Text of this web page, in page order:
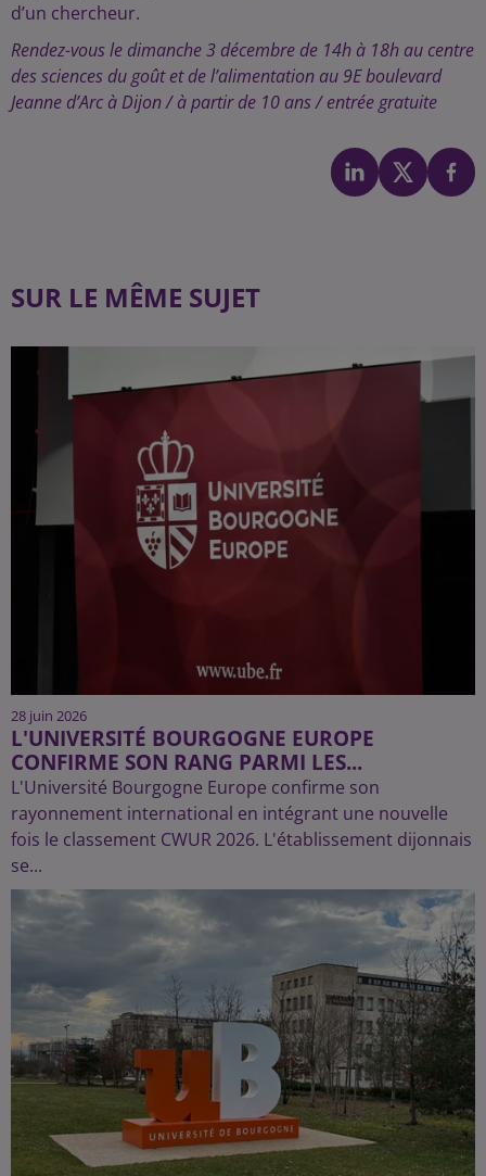
d’un chercheur.
Rendez-vous le dimanche 3 décembre de 14h à 18h au centre
des sciences du goût et de l’alimentation au 9E boulevard
Jeanne d’Arc à Dijon / à partir de 10 ans / entrée gratuite
SUR LE MÊME SUJET
28 juin 2026
L'UNIVERSITÉ BOURGOGNE EUROPE
CONFIRME SON RANG PARMI LES...
L'Université Bourgogne Europe confirme son
rayonnement international en intégrant une nouvelle
fois le classement CWUR 2026. L'établissement dijonnais
se...